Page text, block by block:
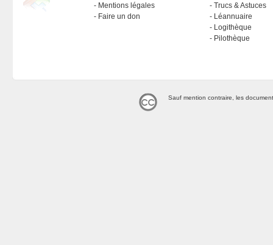
Mentions légales
Faire un don
Trucs & Astuces
Léannuaire
Logithèque
Pilothèque
Sauf mention contraire, les